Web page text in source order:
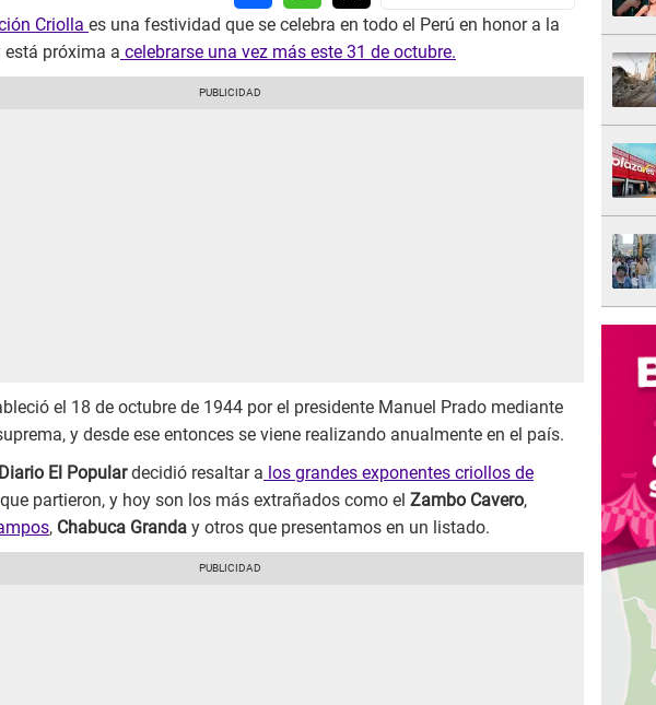
Criolla es una festividad que se celebra en todo el Perú en honor a la
próxima a celebrarse una vez más este 31 de octubre.
el 18 de octubre de 1944 por el presidente Manuel Prado mediante
y desde ese entonces se viene realizando anualmente en el país.
Diario El Populardecidió resaltar a los grandes exponentes criollos de
que partieron, y hoy son los más extrañados como el Zambo Cavero,
, Chabuca Granda y otros que presentamos en un listado.